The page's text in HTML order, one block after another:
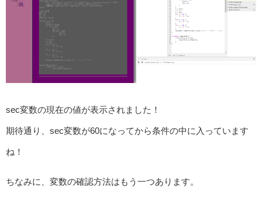
sec変数の現在の値が表示されました！
期待通り、sec変数が60になってから条件の中に入っています
ね！
ちなみに、変数の確認方法はもう一つあります。